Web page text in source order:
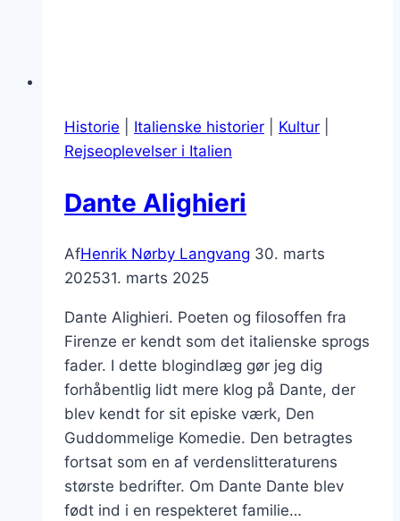
Historie Italienske historier Kultur
Rejseoplevelser i Italien
Dante Alighieri
AfHenrik Nørby Langvang 30. marts
202531. marts 2025
Dante Alighieri. Poeten og filosoffen fra
Firenze er kendt som det italienske sprogs
fader. I dette blogindlæg gør jeg dig
forhåbentlig lidt mere klog på Dante, der
blev kendt for sit episke værk, Den
Guddommelige Komedie. Den betragtes
fortsat som en af verdenslitteraturens
største bedrifter. Om Dante Dante blev
født ind i en respekteret familie…